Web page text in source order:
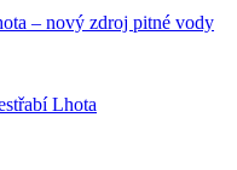
– nový zdroj pitné vody
Lhota